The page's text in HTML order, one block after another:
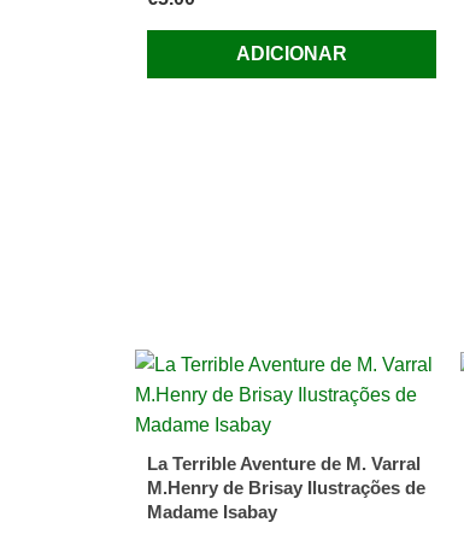
ADICIONAR
La Terrible Aventure de M. Varral
M.Henry de Brisay Ilustrações de
Madame Isabay